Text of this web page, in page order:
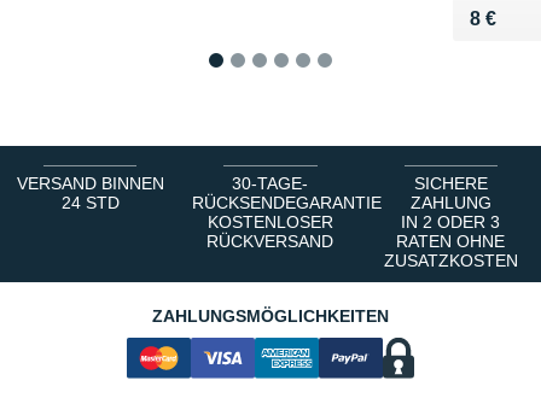
8 €
Vendu
VERSAND BINNEN
24 STD
30-TAGE-
RÜCKSENDEGARANTIE
KOSTENLOSER
RÜCKVERSAND
SICHERE
ZAHLUNG
IN 2 ODER 3
RATEN OHNE
ZUSATZKOSTEN
ZAHLUNGSMÖGLICHKEITEN